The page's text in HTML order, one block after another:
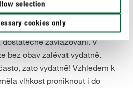
selection
cookies only
„stravování“ vašich
zdravý růst a nádherné
růže během vegetačního
zavlažování. V
bez obav zalévat vydatně.
zato vydatně! Vzhledem k
vlhkost proniknout i do